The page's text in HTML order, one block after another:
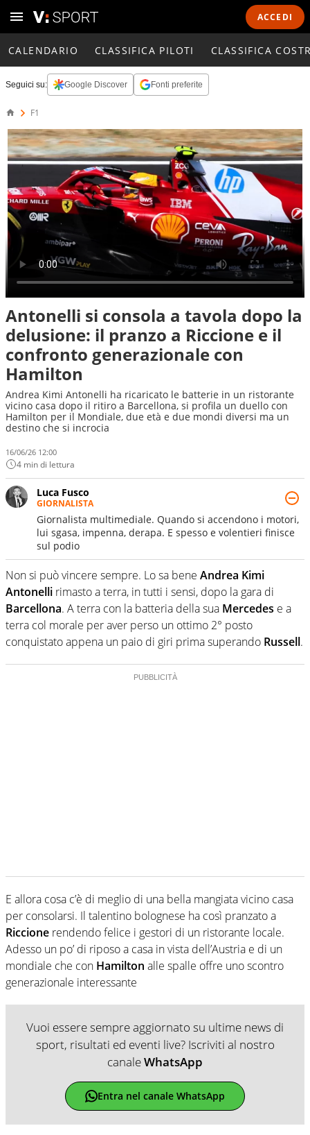
ACCEDI
CALENDARIO CLASSIFICA PILOTI CLASSIFICA
Seguici su: Google Discover Fonti preferite
F1
Antonelli si consola a tavola dopo la
delusione: il pranzo a Riccione e il
confronto generazionale con
Hamilton
Andrea Kimi Antonelli ha ricaricato le batterie in un ristorante
vicino casa dopo il ritiro a Barcellona, si profila un duello con
Hamilton per il Mondiale, due età e due mondi diversi ma un
destino che si incrocia
16/06/26 12:00
4 min di lettura
Luca Fusco
GIORNALISTA
Giornalista multimediale. Quando si accendono i motori,
lui sgasa, impenna, derapa. E spesso e volentieri finisce
sul podio
Non si può vincere sempre. Lo sa bene Andrea Kimi
Antonelli rimasto a terra, in tutti i sensi, dopo la gara di
Barcellona. A terra con la batteria della sua Mercedes e a
terra col morale per aver perso un ottimo 2° posto
conquistato appena un paio di giri prima superando Russell.
E allora cosa c’è di meglio di una bella mangiata vicino casa
per consolarsi. Il talentino bolognese ha così pranzato a
Riccione rendendo felice i gestori di un ristorante locale.
Adesso un po’ di riposo a casa in vista dell’Austria e di un
mondiale che con Hamilton alle spalle offre uno scontro
generazionale interessante
Vuoi essere sempre aggiornato su ultime news di
sport, risultati ed eventi live? Iscriviti al nostro
canaleWhatsApp
Entra nel canale WhatsApp